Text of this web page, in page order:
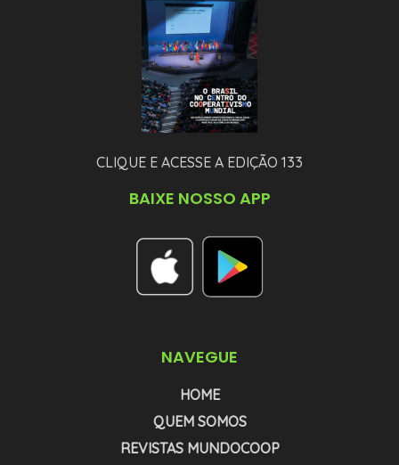
CLIQUE E ACESSE A EDIÇÃO 133
BAIXE NOSSO APP
NAVEGUE
HOME
QUEM SOMOS
REVISTAS MUNDOCOOP